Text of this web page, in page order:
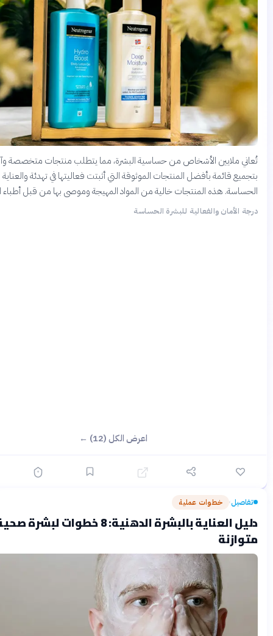
الأشخاص من حساسية البشرة، مما يتطلب منتجات متخصصة وآمنة. قمنا
بأفضل المنتجات الموثوقة التي أثبتت فعاليتها في تهدئة والعناية بالبشرة
هذه المنتجات خالية من المواد المهيجة وموصى بها من قبل أطباء الجلدية.
والفعالية للبشرة الحساسة
اعرض الكل (12) ←
خطوات عملية
دليل العناية بالبشرة الدهنية: 8 خطوات لبشرة صحية